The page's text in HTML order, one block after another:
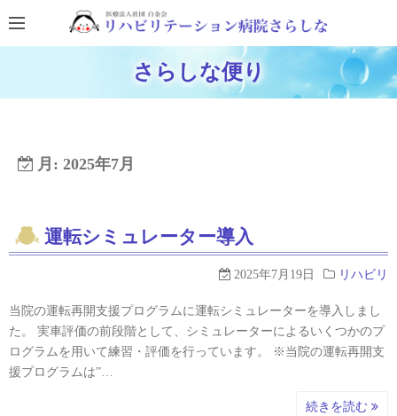
ン
ツ
ホームページに戻る
ブログTOPに戻る
さらしな便り
月: 2025年7月
運転シミュレーター導入
2025年7月19日 リハビリ
当院の運転再開支援プログラムに運転シミュレーターを導入しまし
た。 実車評価の前段階として、シミュレーターによるいくつかのプ
ログラムを用いて練習・評価を行っています。 ※当院の運転再開支
援プログラムは”…
続きを読む